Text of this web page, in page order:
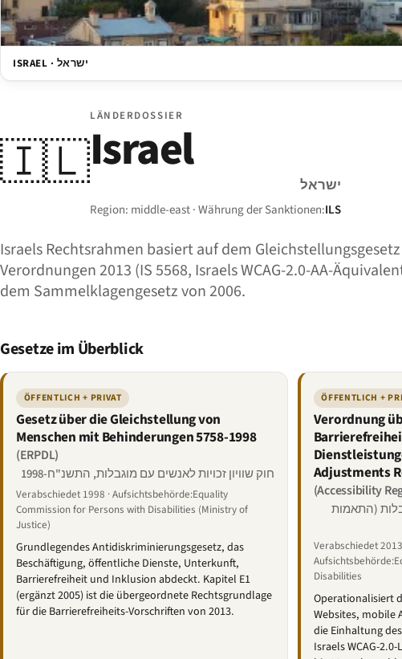
ISRAEL · ישראל
🇮🇱
LÄNDERDOSSIER
Israel
ישראל
Region: middle-east · Währung der Sanktionen:ILS
Israels Rechtsrahmen basiert auf dem
Verordnungen 2013 (IS 5568, Israels WCAG-2.0-AA-
dem Sammelklagengesetz von 2006.
Gesetze im Überblick
ÖFFENTLICH + PRIVAT
Gesetz über die Gleichstellung von
Menschen mit Behinderungen 5758-1998
(ERPDL)
חוק שוויון זכויות לאנשים עם מוגבלות, התשנ"ח-1998
Verabschiedet 1998 · Aufsichtsbehörde:Equality
Commission for Persons with Disabilities (Ministry of
Justice)
Grundlegendes Antidiskriminierungsgesetz, das
Beschäftigung, öffentliche Dienste, Unterkunft,
Barrierefreiheit und Inklusion abdeckt. Kapitel E1
(ergänzt 2005) ist die übergeordnete Rechtsgrundlage
für die Barrierefreiheits-Vorschriften von 2013.
ÖFFENTLICH +
Verordnung
Adjustments
(Accessibility
(התאמות
Verabschiedet
Disabilities
Operationalisiert
Websites, mobile
die Einhaltung
Israels WCAG-